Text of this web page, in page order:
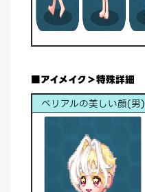
■アイメイク＞特殊詳細
ベリアルの美しい顔(男)